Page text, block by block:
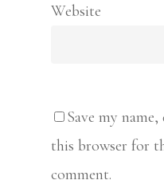
Website
Save my
this browser for
comment.